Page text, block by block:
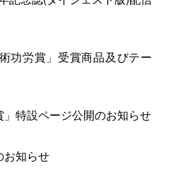
功労賞」受賞商品及びテー
」特設ページ公開のお知らせ
お知らせ